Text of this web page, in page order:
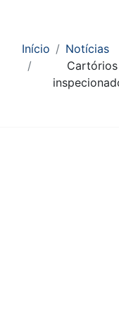
Início
Notícias